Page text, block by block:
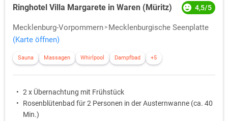
Ringhotel Villa Margarete in Waren (Müritz) 4,5/5
Mecklenburg-Vorpommern
Mecklenburgische Seenplatte
(Karte öffnen)
Sauna Massagen Whirlpool Dampfbad +5
2 x Übernachtung mit Frühstück
Rosenblütenbad für 2 Personen in der Austernwanne (ca. 40
Min.)